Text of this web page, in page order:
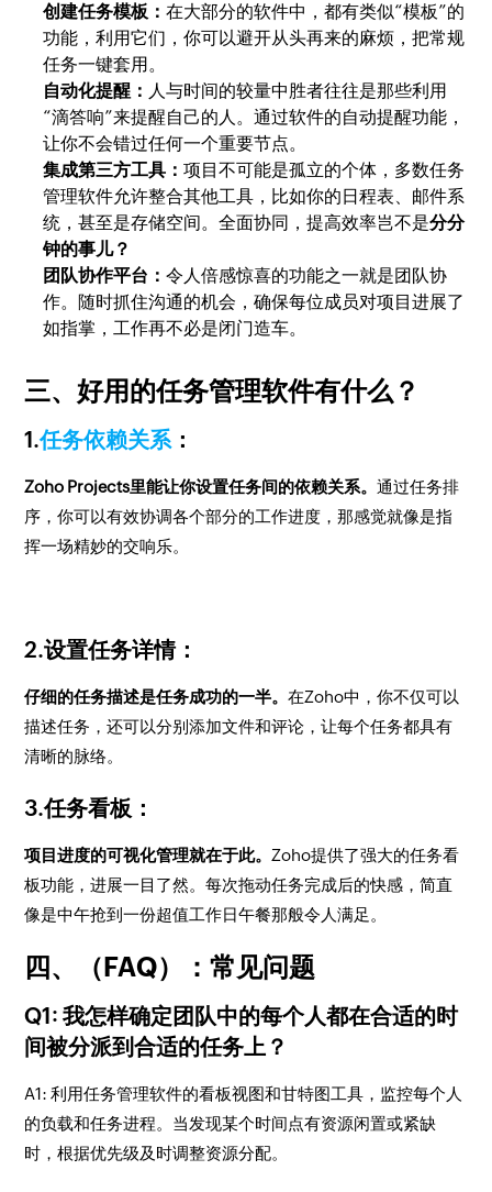
创建任务模板：在大部分的软件中，都有类似“模板”的
功能，利用它们，你可以避开从头再来的麻烦，把常规
任务一键套用。
自动化提醒： 人与时间的较量中胜者往往是那些利用
“滴答响”来提醒自己的人。通过软件的自动提醒功能，
让你不会错过任何一个重要节点。
集成第三方工具：项目不可能是孤立的个体，多数任务
管理软件允许整合其他工具，比如你的日程表、邮件系
统，甚至是存储空间。全面协同，提高效率岂不是分分
钟的事儿？
团队协作平台：令人倍感惊喜的功能之一就是团队协
作。随时抓住沟通的机会，确保每位成员对项目进展了
如指掌，工作再不必是闭门造车。
三、好用的任务管理软件有什么？
1.任务依赖关系 ：
Zoho Projects里能让你设置任务间的依赖关系。通过任务排
序，你可以有效协调各个部分的工作进度，那感觉就像是指
挥一场精妙的交响乐。
2.设置任务详情：
仔细的任务描述是任务成功的一半。在Zoho中，你不仅可以
描述任务，还可以分别添加文件和评论，让每个任务都具有
清晰的脉络。
3.任务看板：
项目进度的可视化管理就在于此。 Zoho提供了强大的任务看
板功能，进展一目了然。每次拖动任务完成后的快感，简直
像是中午抢到一份超值工作日午餐那般令人满足。
四、（FAQ）：常见问题
Q1: 我怎样确定团队中的每个人都在合适的时
间被分派到合适的任务上？
A1: 利用任务管理软件的看板视图和甘特图工具，监控每个人
的负载和任务进程。当发现某个时间点有资源闲置或紧缺
时，根据优先级及时调整资源分配。